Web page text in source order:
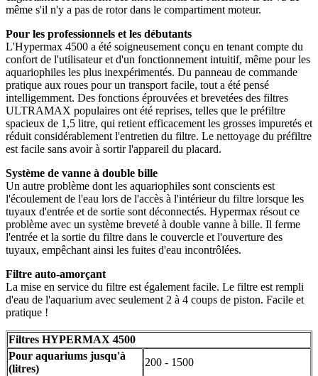
même s'il n'y a pas de rotor dans le compartiment moteur.
Pour les professionnels et les débutants
L'Hypermax 4500 a été soigneusement conçu en tenant compte du
confort de l'utilisateur et d'un fonctionnement intuitif, même pour les
aquariophiles les plus inexpérimentés. Du panneau de commande
pratique aux roues pour un transport facile, tout a été pensé
intelligemment. Des fonctions éprouvées et brevetées des filtres
ULTRAMAX populaires ont été reprises, telles que le préfiltre
spacieux de 1,5 litre, qui retient efficacement les grosses impuretés et
réduit considérablement l'entretien du filtre. Le nettoyage du préfiltre
est facile sans avoir à sortir l'appareil du placard.
Système de vanne à double bille
Un autre problème dont les aquariophiles sont conscients est
l'écoulement de l'eau lors de l'accès à l'intérieur du filtre lorsque les
tuyaux d'entrée et de sortie sont déconnectés. Hypermax résout ce
problème avec un système breveté à double vanne à bille. Il ferme
l'entrée et la sortie du filtre dans le couvercle et l'ouverture des
tuyaux, empêchant ainsi les fuites d'eau incontrôlées.
Filtre auto-amorçant
La mise en service du filtre est également facile. Le filtre est rempli
d'eau de l'aquarium avec seulement 2 à 4 coups de piston. Facile et
pratique !
Filtres HYPERMAX 4500
Pour aquariums jusqu'à
(litres)
200 - 1500